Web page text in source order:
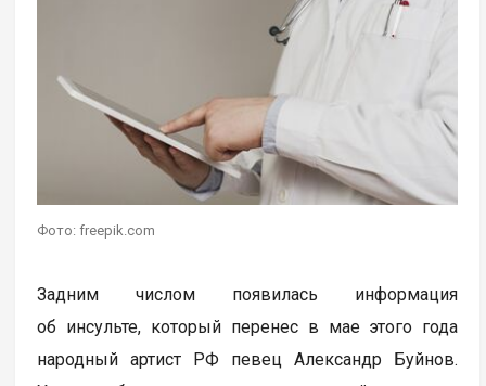
Фото: freepik.com
Задним числом появилась информация
об инсульте, который перенес в мае этого года
народный артист РФ певец Александр Буйнов.